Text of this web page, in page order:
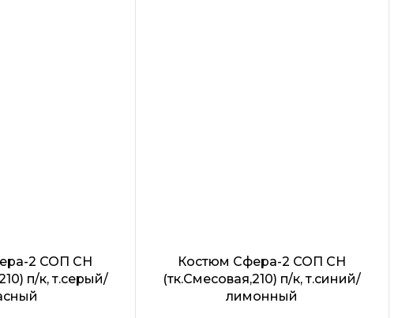
2 СОП CH
п/к, т.серый/
Костюм Сфера-2 СОП CH
(тк.Смесовая,210) п/к, т.синий/
лимонный